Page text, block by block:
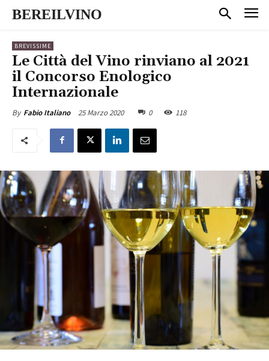
BEREILVINO
BREVISSIME
Le Città del Vino rinviano al 2021
il Concorso Enologico
Internazionale
By Fabio Italiano 25 Marzo 2020 0 118